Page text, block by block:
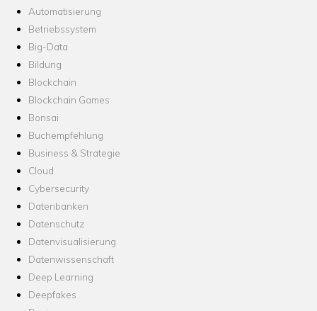
Automatisierung
Betriebssystem
Big-Data
Bildung
Blockchain
Blockchain Games
Bonsai
Buchempfehlung
Business & Strategie
Cloud
Cybersecurity
Datenbanken
Datenschutz
Datenvisualisierung
Datenwissenschaft
Deep Learning
Deepfakes